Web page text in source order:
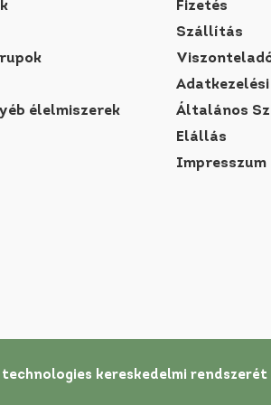
élelmiszerek
Fizetés
Szállítás
Általános
Elállás
Impresszum
technologies kereskedelmi rendszerét